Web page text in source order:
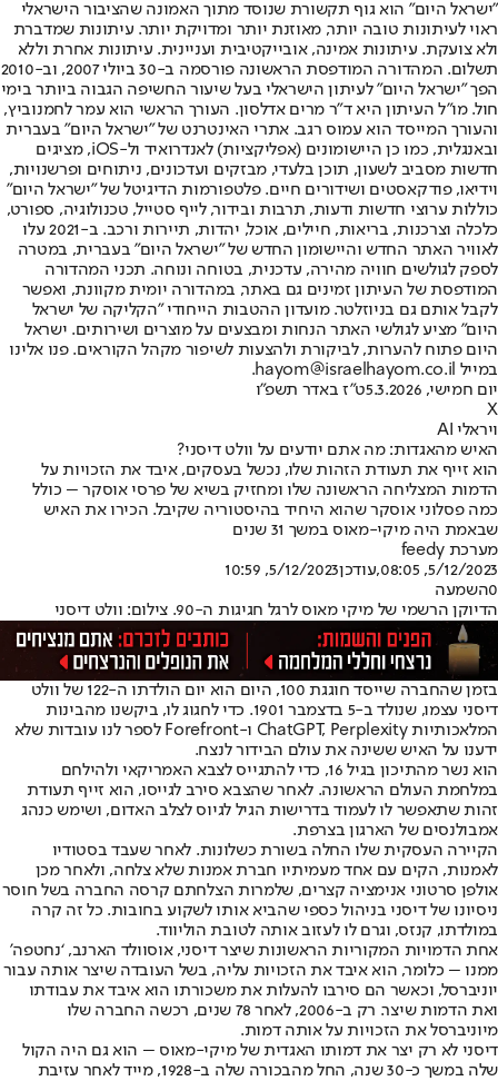
"ישראל היום" הוא גוף תקשורת שנוסד מתוך האמונה שהציבור הישראלי
ראוי לעיתונות טובה יותר, מאוזנת יותר ומדויקת יותר. עיתונות שמדברת
ולא צועקת. עיתונות אמינה, אובייקטיבית ועניינית. עיתונות אחרת וללא
תשלום. המהדורה המודפסת הראשונה פורסמה ב-30 ביולי 2007, וב-2010
הפך "ישראל היום" לעיתון הישראלי בעל שיעור החשיפה הגבוה ביותר בימי
חול. מו"ל העיתון היא ד"ר מרים אדלסון. העורך הראשי הוא עמר לחמנוביץ,
והעורך המייסד הוא עמוס רגב. אתרי האינטרנט של "ישראל היום" בעברית
ובאנגלית, כמו כן היישומונים (אפליקציות) לאנדרואיד ול-iOS, מציגים
חדשות מסביב לשעון, תוכן בלעדי, מבזקים ועדכונים, ניתוחים ופרשנויות,
וידיאו, פודקאסטים ושידורים חיים. פלטפורמות הדיגיטל של "ישראל היום"
כוללות ערוצי חדשות ודעות, תרבות ובידור, לייף סטייל, טכנולוגיה, ספורט,
כלכלה וצרכנות, בריאות, חיילים, אוכל, יהדות, תיירות ורכב. ב-2021 עלו
לאוויר האתר החדש והיישומון החדש של "ישראל היום" בעברית, במטרה
לספק לגולשים חוויה מהירה, עדכנית, בטוחה ונוחה. תכני המהדורה
המודפסת של העיתון זמינים גם באתר, במהדורה יומית מקוונת, ואפשר
לקבל אותם גם בניוזלטר. מועדון ההטבות הייחודי "הקליקה של ישראל
היום" מציע לגולשי האתר הנחות ומבצעים על מוצרים ושירותים. ישראל
היום פתוח להערות, לביקורת ולהצעות לשיפור מקהל הקוראים. פנו אלינו
במייל hayom@israelhayom.co.il.
יום חמישי, 5.3.2026
ט"ז באדר תשפ"ו
X
ויראלי AI
האיש מהאגדות: מה אתם יודעים על וולט דיסני?
הוא זייף את תעודת הזהות שלו, נכשל בעסקים, איבד את הזכויות על
הדמות המצליחה הראשונה שלו ומחזיק בשיא של פרסי אוסקר – כולל
כמה פסלוני אוסקר שהוא היחיד בהיסטוריה שקיבל. הכירו את האיש
שבאמת היה מיקי-מאוס במשך 31 שנים
מערכת feedy
5/12/2023, 08:05
,עודכן5/12/2023, 10:59
0השמעה
הדיוקן הרשמי של מיקי מאוס לרגל חגיגות ה-90. צילום: וולט דיסני
בזמן שהחברה שייסד חוגגת 100, היום הוא יום הולדתו ה-122 של וולט
דיסני עצמו, שנולד ב-5 בדצמבר 1901. כדי לחגוג לו, ביקשנו מהבינות
המלאכותיות ChatGPT, Perplexity ו-Forefront לספר לנו עובדות שלא
ידענו על האיש ששינה את עולם הבידור לנצח.
הוא נשר מהתיכון בגיל 16, כדי להתגייס לצבא האמריקאי ולהילחם
במלחמת העולם הראשונה. לאחר שהצבא סירב לגייסו, הוא זייף תעודת
זהות שתאפשר לו לעמוד בדרישות הגיל לגיוס לצלב האדום, ושימש כנהג
אמבולנסים של הארגון בצרפת.
הקיירה העסקית שלו החלה בשורת כשלונות. לאחר שעבד בסטודיו
לאמנות, הקים עם אחד מעמיתיו חברת אמנות שלא צלחה, ולאחר מכן
אולפן סרטוני אנימציה קצרים, שלמרות הצלחתם קרסה החברה בשל חוסר
ניסיונו של דיסני בניהול כספי שהביא אותו לשקוע בחובות. כל זה קרה
במולדתו, קנזס, וגרם לו לעזוב אותה לטובת הוליווד.
אחת הדמויות המקוריות הראשונות שיצר דיסני, אוסוולד הארנב, ‘נחטפה’
ממנו – כלומר, הוא איבד את הזכויות עליה, בשל העובדה שיצר אותה עבור
יוניברסל, וכאשר הם סירבו להעלות את משכורתו הוא איבד את עבודתו
ואת הדמות שיצר. רק ב-2006, לאחר 78 שנים, רכשה החברה שלו
מיוניברסל את הזכויות על אותה דמות.
דיסני לא רק יצר את דמותו האגדית של מיקי-מאוס – הוא גם היה הקול
שלה במשך כ-30 שנה, החל מהבכורה שלה ב-1928, מייד לאחר עזיבת